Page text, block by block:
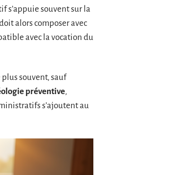
s’appuie souvent sur la
alors composer avec
avec la vocation du
souvent, sauf
préventive,
s’ajoutent au